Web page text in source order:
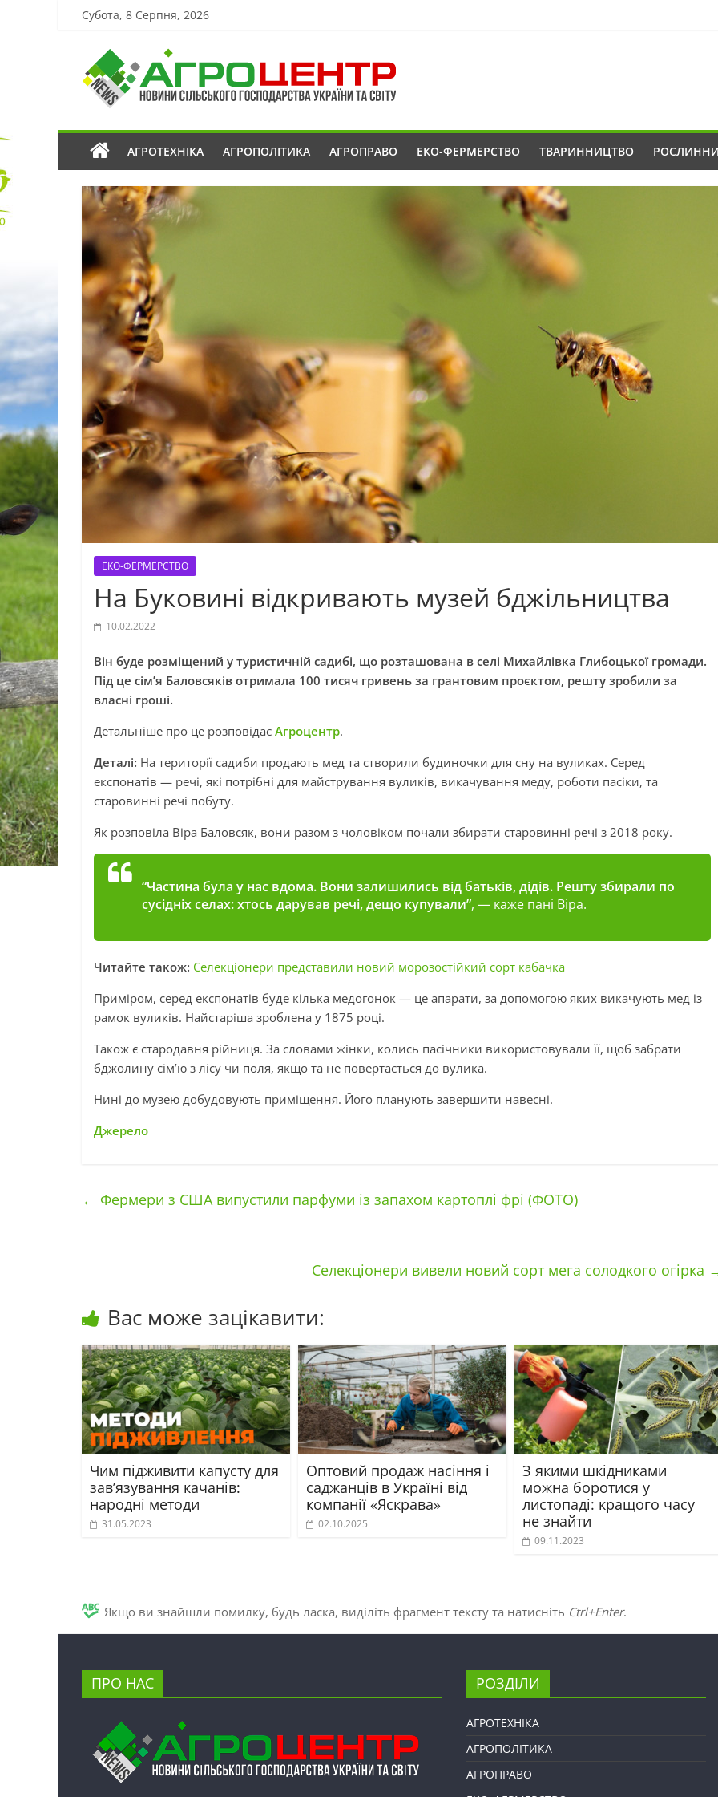
Субота, 8 Серпня, 2026
АГРОТЕХНІКА АГРОПОЛІТИКА АГРОПРАВО ЕКО-ФЕРМЕРСТВО ТВАРИННИЦТВО
ЕКО-ФЕРМЕРСТВО
На Буковині відкривають музей бджільництва
10.02.2022
Він буде розміщений у туристичній садибі, що розташована в селі Михайлівка Глибоцької громади.
Під це сім’я Баловсяків отримала 100 тисяч гривень за грантовим проєктом, решту зробили за
власні гроші.
Детальніше про це розповідає Агроцентр.
Деталі: На території садиби продають мед та створили будиночки для сну на вуликах. Серед
експонатів — речі, які потрібні для майстрування вуликів, викачування меду, роботи пасіки, та
старовинні речі побуту.
Як розповіла Віра Баловсяк, вони разом з чоловіком почали збирати старовинні речі з 2018 року.
“Частина була у нас вдома. Вони залишились від батьків, дідів. Решту збирали по
сусідніх селах: хтось дарував речі, дещо купували”, — каже пані Віра.
Читайте також: Селекціонери представили новий морозостійкий сорт кабачка
Приміром, серед експонатів буде кілька медогонок — це апарати, за допомогою яких викачують мед із
рамок вуликів. Найстаріша зроблена у 1875 році.
Також є стародавня рійниця. За словами жінки, колись пасічники використовували її, щоб забрати
бджолину сім’ю з лісу чи поля, якщо та не повертається до вулика.
Нині до музею добудовують приміщення. Його планують завершити навесні.
Джерело
← Фермери з США випустили парфуми із запахом картоплі фрі (ФОТО)
Селекціонери вивели новий сорт мега солодкого огірка
Вас може зацікавити:
Чим підживити капусту для
зав’язування качанів:
народні методи
31.05.2023
Оптовий продаж насіння і
саджанців в Україні від
компанії «Яскрава»
02.10.2025
З якими шкідниками
можна боротися у
листопаді: кращого часу
не знайти
09.11.2023
Якщо ви знайшли помилку, будь ласка, виділіть фрагмент тексту та натисніть Ctrl+Enter.
ПРО НАС РОЗДІЛИ
АГРОТЕХНІКА
АГРОПОЛІТИКА
АГРОПРАВО